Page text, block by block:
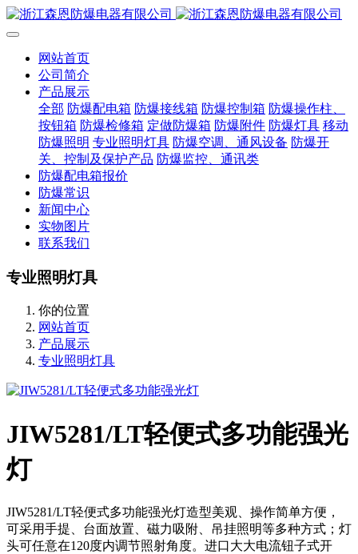
网站首页
公司简介
产品展示
全部 防爆配电箱 防爆接线箱 防爆控制箱 防爆操作柱、
按钮箱 防爆检修箱 定做防爆箱 防爆附件 防爆灯具 移动
防爆照明 专业照明灯具 防爆空调、通风设备 防爆开
关、控制及保护产品 防爆监控、通讯类
防爆配电箱报价
防爆常识
新闻中心
实物图片
联系我们
专业照明灯具
你的位置
网站首页
产品展示
专业照明灯具
JIW5281/LT轻便式多功能强光
灯
JIW5281/LT轻便式多功能强光灯造型美观、操作简单方便，
可采用手提、台面放置、磁力吸附、吊挂照明等多种方式；灯
头可任意在120度内调节照射角度。进口大大电流钮子式开